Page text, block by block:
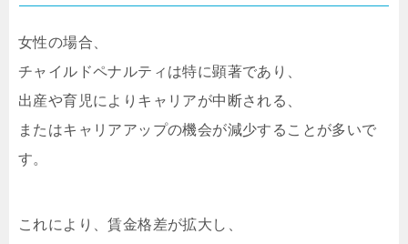
女性の場合、
チャイルドペナルティは特に顕著であり、
出産や育児によりキャリアが中断される、
またはキャリアアップの機会が減少することが多いで
す。
これにより、賃金格差が拡大し、